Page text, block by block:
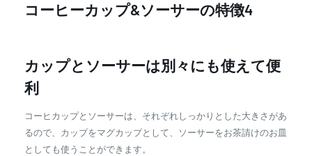
コーヒーカップ&ソーサーの特徴4
カップとソーサーは別々にも使えて便
利
コーヒカップとソーサーは、それぞれしっかりとした大きさがあ
るので、カップをマグカップとして、ソーサーをお茶請けのお皿
としても使うことができます。